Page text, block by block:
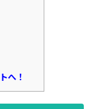
へ！